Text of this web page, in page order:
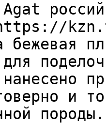
бежевая
для
нанесено
и
породы.